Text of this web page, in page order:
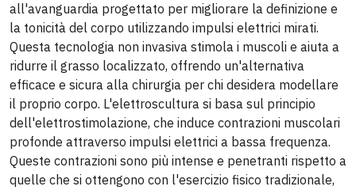
all'avanguardia progettato per migliorare la definizione e
la tonicità del corpo utilizzando impulsi elettrici mirati.
Questa tecnologia non invasiva stimola i muscoli e aiuta a
ridurre il grasso localizzato, offrendo un'alternativa
efficace e sicura alla chirurgia per chi desidera modellare
il proprio corpo. L'elettroscultura si basa sul principio
dell'elettrostimolazione, che induce contrazioni muscolari
profonde attraverso impulsi elettrici a bassa frequenza.
Queste contrazioni sono più intense e penetranti rispetto a
quelle che si ottengono con l'esercizio fisico tradizionale,